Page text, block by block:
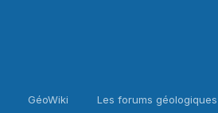
GéoWiki Les forums géologiques